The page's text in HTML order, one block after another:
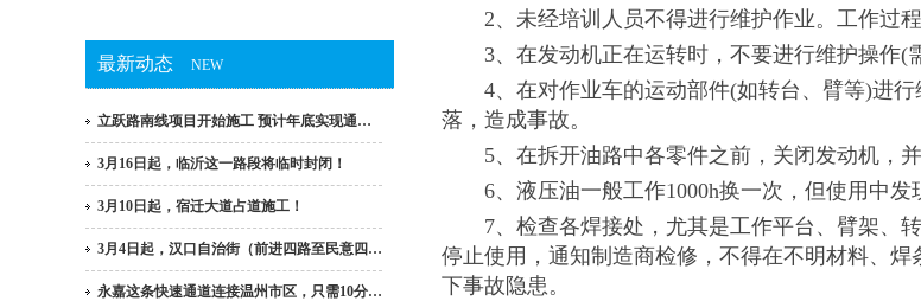
最新动态 NEW
立跃路南线项目开始施工 预计年底实现通…
3月16日起，临沂这一路段将临时封闭！
3月10日起，宿迁大道占道施工！
3月4日起，汉口自治街（前进四路至民意四…
永嘉这条快速通道连接温州市区，只需10分…
2、未经培训人员不得进行维护作业。工作过程
3、在发动机正在运转时，不要进行维护操作(
4、在对作业车的运动部件(如转台、臂等)进行
落，造成事故。
5、在拆开油路中各零件之前，关闭发动机，并
6、液压油一般工作1000h换一次，但使用中发
7、检查各焊接处，尤其是工作平台、臂架、转
停止使用，通知制造商检修，不得在不明材料、
下事故隐患。